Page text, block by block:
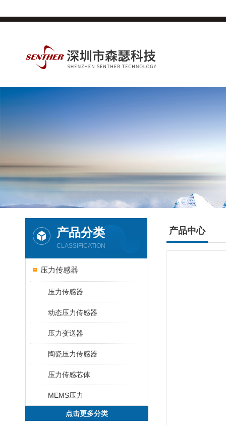
产品分类
CLASSIFICATION
压力传感器
压力传感器
动态压力传感器
压力变送器
陶瓷压力传感器
压力传感芯体
MEMS压力
点击更多分类
产品中心